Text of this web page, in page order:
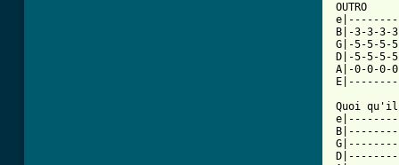
B|-3-3-3-
G|-5-5-5-
D|-5-5-
A|-0-0-
Quoi